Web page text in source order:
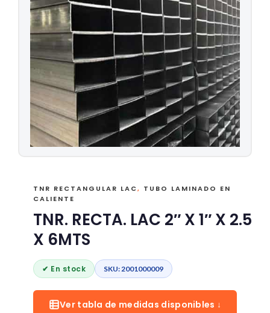
TNR RECTANGULAR LAC, TUBO LAMINADO EN
CALIENTE
TNR. RECTA. LAC 2″ X 1″ X 2.5
X 6MTS
✔ En stock SKU: 2001000009
Ver tabla de medidas disponibles ↓